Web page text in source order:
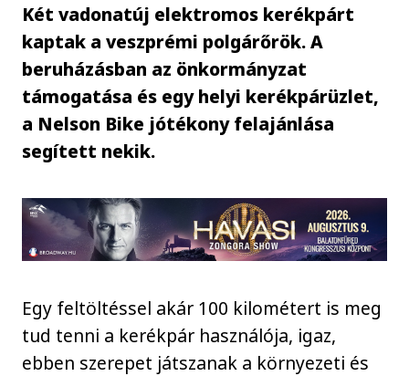
Két vadonatúj elektromos kerékpárt
kaptak a veszprémi polgárőrök. A
beruházásban az önkormányzat
támogatása és egy helyi kerékpárüzlet,
a Nelson Bike jótékony felajánlása
segített nekik.
Egy feltöltéssel akár 100 kilométert is meg
tud tenni a kerékpár használója, igaz,
ebben szerepet játszanak a környezeti és